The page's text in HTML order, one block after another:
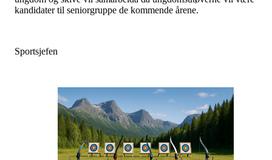
kandidater til seniorgruppe de kommende årene.
Sportsjefen